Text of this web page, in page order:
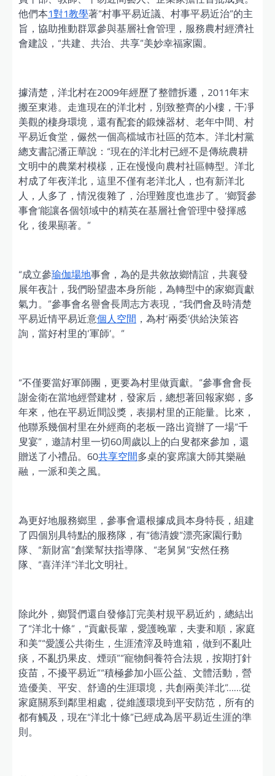
他們本1對1教學著“村事平易近議、村事平易近治”的主
旨，協助推動群眾參與基層社會管理，服務農村經濟社
會建設，“共建、共治、共享”美妙幸福家園。
據清楚，洋北村在2009年經歷了整體拆遷，2011年末
搬至東港。走進現在的洋北村，別致整齊的小樓，干凈
美觀的棲身環境，還有配套的鍛煉器材、老年中間、村
平易近食堂，儼然一個高檔城市社區的范本。洋北村黨
總支書記潘正華說：“現在的洋北村已經不是傳統農耕
文明中的農業村模樣，正在慢慢向農村社區轉型。洋北
村成了年夜洋北，這里不僅有老洋北人，也有新洋北
人，人多了，情況復雜了，治理難度也進步了。‘鄉賢參
事會’能讓各個領域中的精英在基層社會管理中發揮感
化，後果顯著。”
“成立參瑜伽場地事會，為的是共敘故鄉情誼，共襄發
展年夜計，我們盼望盡本身所能，為轉型中的家鄉貢獻
氣力。”參事會名譽會長周志方表現，“我們會及時清楚
平易近情平易近意個人空間 ，為村‘兩委’供給決策咨
詢，當好村里的‘軍師’。”
“不僅要當好軍師團，更要為村里做貢獻。”參事會會長
謝金衛在當地經營建材，發家后，總想著回報家鄉，多
年來，他在平易近間設獎，表揚村里的正能量。比來，
他聯系幾個村里在外經商的老板一路出資辦了一場“千
叟宴”，邀請村里一切60周歲以上的白叟都來參加，還
贈送了小禮品。60共享空間多桌的宴席讓大師其樂融
融，一派和美之風。
為更好地服務鄉里，參事會還根據成員本身特長，組建
了四個別具特點的服務隊，有“德清嫂”漂亮家園行動
隊、“新財富”創業幫扶指導隊、“老舅舅”安然任務
隊、“喜洋洋”洋北文明社。
除此外，鄉賢們還自發修訂完美村規平易近約，總結出
了“洋北十條”，“貢獻長輩，愛護晚輩，夫妻和順，家庭
和美”“愛護公共衛生，生涯渣滓及時進箱，做到不亂吐
痰，不亂扔果皮、煙頭”“寵物飼養符合法規，按期打針
疫苗，不擾平易近”“積極參加小區公益、文體活動，營
造優美、平安、舒適的生涯環境，共創兩美洋北”……從
家庭關系到鄰里相處，從維護環境到平安防范，所有的
都有觸及，現在“洋北十條”已經成為居平易近生涯的準
則。